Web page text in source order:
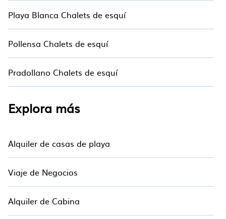
Playa Blanca Chalets de esquí
Pollensa Chalets de esquí
Pradollano Chalets de esquí
Explora más
Alquiler de casas de playa
Viaje de Negocios
Alquiler de Cabina